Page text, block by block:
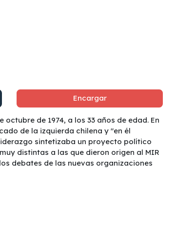
Encargar
de 1974, a los 33 años de edad. En
de la izquierda chilena y "en él
sintetizaba un proyecto político
distintas a las que dieron origen al MIR
debates de las nuevas organizaciones